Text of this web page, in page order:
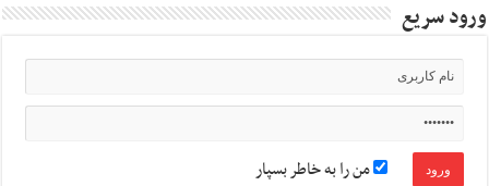
ورود سریع
من را به خاطر بسپار